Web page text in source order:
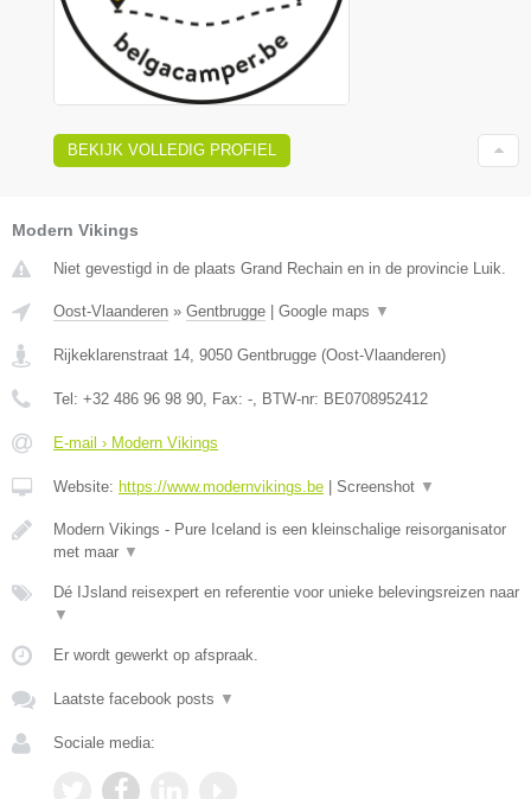
BEKIJK VOLLEDIG PROFIEL
Modern Vikings
Niet gevestigd in de plaats Grand Rechain en in de provincie Luik.
Oost-Vlaanderen » Gentbrugge Google maps ▼
Rijkeklarenstraat 14, 9050 Gentbrugge (Oost-Vlaanderen)
Tel: +32 486 96 98 90, Fax: -, BTW-nr: BE0708952412
E-mail › Modern Vikings
Website: https://www.modernvikings.be Screenshot ▼
Modern Vikings - Pure Iceland is een kleinschalige reisorganisator
met maar ▼
Dé IJsland reisexpert en referentie voor unieke belevingsreizen naar
▼
Er wordt gewerkt op afspraak.
Laatste facebook posts ▼
Sociale media: